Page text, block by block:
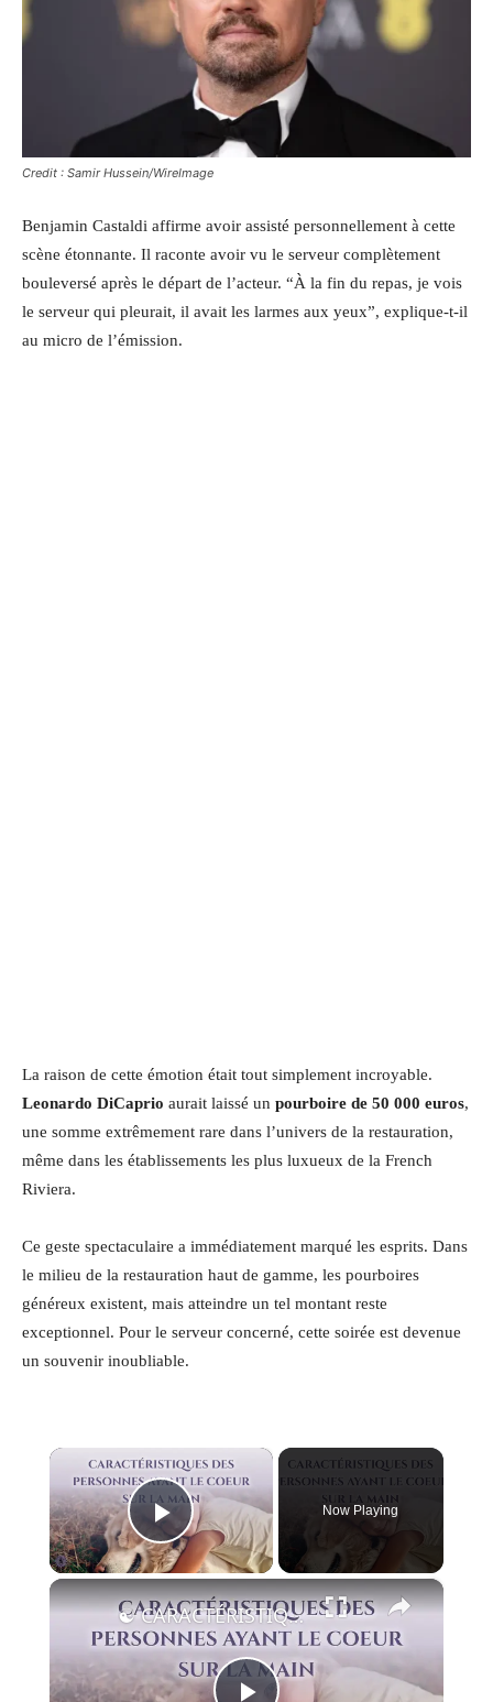
Credit : Samir Hussein/WireImage
Benjamin Castaldi affirme avoir assisté personnellement à cette
scène étonnante. Il raconte avoir vu le serveur complètement
bouleversé après le départ de l’acteur. “À la fin du repas, je vois
le serveur qui pleurait, il avait les larmes aux yeux”, explique-t-il
au micro de l’émission.
La raison de cette émotion était tout simplement incroyable.
Leonardo DiCaprio aurait laissé un pourboire de 50 000 euros,
une somme extrêmement rare dans l’univers de la restauration,
même dans les établissements les plus luxueux de la French
Riviera.
Ce geste spectaculaire a immédiatement marqué les esprits. Dans
le milieu de la restauration haut de gamme, les pourboires
généreux existent, mais atteindre un tel montant reste
exceptionnel. Pour le serveur concerné, cette soirée est devenue
un souvenir inoubliable.
×
Play Video
Now Playing
×
☯ CARACTÉRISTIQUES DES PERSONNES AYANT LE CŒUR SUR LA MAIN